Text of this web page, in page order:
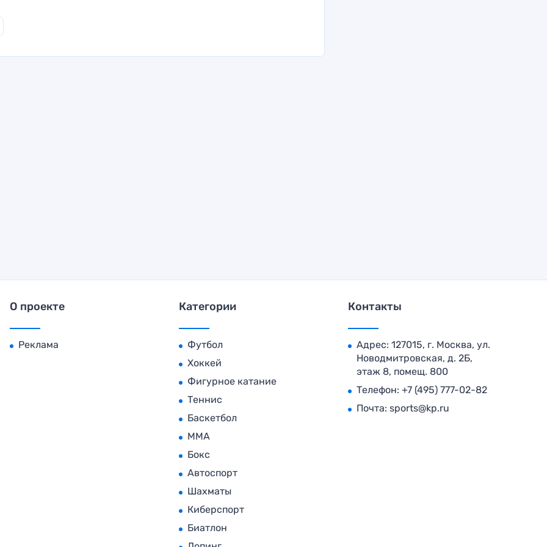
О проекте
Реклама
Категории
Футбол
Хоккей
Фигурное катание
Теннис
Баскетбол
MMA
Бокс
Автоспорт
Шахматы
Киберспорт
Биатлон
Контакты
Адрес: 127015, г. Москва, ул.
Новодмитровская, д. 2Б,
этаж 8, помещ. 800
Телефон: +7 (495) 777-02-82
Почта: sports@kp.ru